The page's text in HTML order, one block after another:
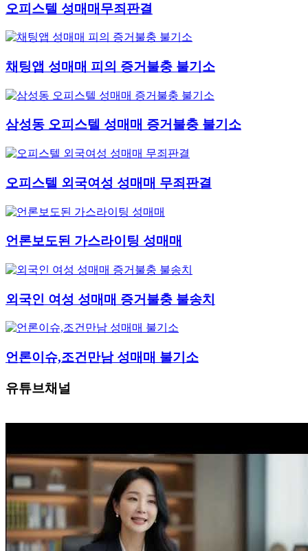
오피스텔 성매매무죄판결
채팅앱 성매매 피의 증거불충 불기소
삼성동 오피스텔 성매매 증거불충 불기소
오피스텔 외국여성 성매매 무죄판결
언론보도된 가스라이팅 성매매
외국인 여성 성매매 증거불충 불송치
언론이슈,조건만남 성매매 불기소
유튜브채널